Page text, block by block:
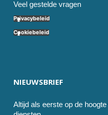
Veel gestelde vragen
Privacybeleid
Cookiebeleid
NIEUWSBRIEF
Altijd als eerste op de